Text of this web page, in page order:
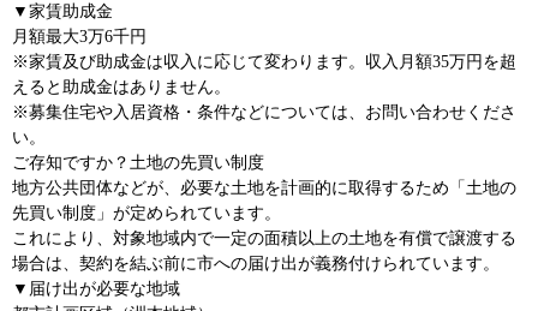
▼家賃助成金
月額最大3万6千円
※家賃及び助成金は収入に応じて変わります。収入月額35万円を超
えると助成金はありません。
※募集住宅や入居資格・条件などについては、お問い合わせくださ
い。
ご存知ですか？土地の先買い制度
地方公共団体などが、必要な土地を計画的に取得するため「土地の
先買い制度」が定められています。
これにより、対象地域内で一定の面積以上の土地を有償で譲渡する
場合は、契約を結ぶ前に市への届け出が義務付けられています。
▼届け出が必要な地域